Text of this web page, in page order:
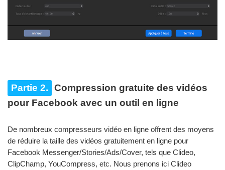
Partie 2.
Compression gratuite des vidéos
pour Facebook avec un outil en ligne
De nombreux compresseurs vidéo en ligne offrent des moyens
de réduire la taille des vidéos gratuitement en ligne pour
Facebook Messenger/Stories/Ads/Cover, tels que Clideo,
ClipChamp, YouCompress, etc. Nous prenons ici Clideo